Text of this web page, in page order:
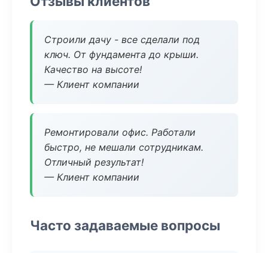
Строили дачу - все сделали под
ключ. От фундамента до крыши.
Качество на высоте!
— Клиент компании
Ремонтировали офис. Работали
быстро, не мешали сотрудникам.
Отличный результат!
— Клиент компании
Часто задаваемые вопросы